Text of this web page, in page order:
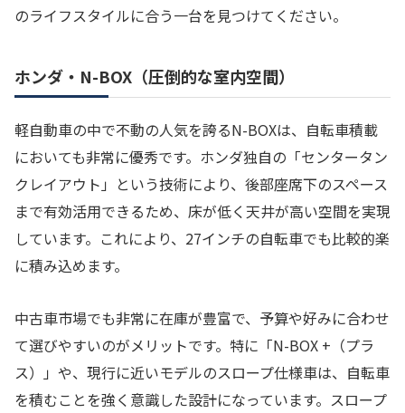
のライフスタイルに合う一台を見つけてください。
ホンダ・N-BOX（圧倒的な室内空間）
軽自動車の中で不動の人気を誇るN-BOXは、自転車積載
においても非常に優秀です。ホンダ独自の「センタータン
クレイアウト」という技術により、後部座席下のスペース
まで有効活用できるため、床が低く天井が高い空間を実現
しています。これにより、27インチの自転車でも比較的楽
に積み込めます。
中古車市場でも非常に在庫が豊富で、予算や好みに合わせ
て選びやすいのがメリットです。特に「N-BOX +（プラ
ス）」や、現行に近いモデルのスロープ仕様車は、自転車
を積むことを強く意識した設計になっています。スロープ